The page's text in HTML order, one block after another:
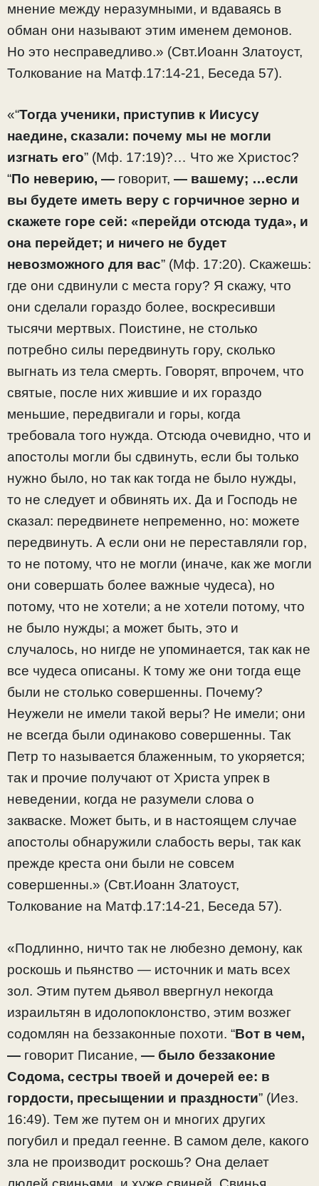
мнение между неразумными, и вдаваясь в
обман они называют этим именем демонов.
Но это несправедливо.» (Свт.Иоанн Златоуст,
Толкование на Матф.17:14-21, Беседа 57).
«“Тогда ученики, приступив к Иисусу
наедине, сказали: почему мы не могли
изгнать его” (Мф. 17:19)?… Что же Христос?
“По неверию, — говорит, — вашему; …если
вы будете иметь веру с горчичное зерно и
скажете горе сей: «перейди отсюда туда», и
она перейдет; и ничего не будет
невозможного для вас” (Мф. 17:20). Скажешь:
где они сдвинули с места гору? Я скажу, что
они сделали гораздо более, воскресивши
тысячи мертвых. Поистине, не столько
потребно силы передвинуть гору, сколько
выгнать из тела смерть. Говорят, впрочем, что
святые, после них жившие и их гораздо
меньшие, передвигали и горы, когда
требовала того нужда. Отсюда очевидно, что и
апостолы могли бы сдвинуть, если бы только
нужно было, но так как тогда не было нужды,
то не следует и обвинять их. Да и Господь не
сказал: передвинете непременно, но: можете
передвинуть. А если они не переставляли гор,
то не потому, что не могли (иначе, как же могли
они совершать более важные чудеса), но
потому, что не хотели; а не хотели потому, что
не было нужды; а может быть, это и
случалось, но нигде не упоминается, так как не
все чудеса описаны. К тому же они тогда еще
были не столько совершенны. Почему?
Неужели не имели такой веры? Не имели; они
не всегда были одинаково совершенны. Так
Петр то называется блаженным, то укоряется;
так и прочие получают от Христа упрек в
неведении, когда не разумели слова о
закваске. Может быть, и в настоящем случае
апостолы обнаружили слабость веры, так как
прежде креста они были не совсем
совершенны.» (Свт.Иоанн Златоуст,
Толкование на Матф.17:14-21, Беседа 57).
«Подлинно, ничто так не любезно демону, как
роскошь и пьянство — источник и мать всех
зол. Этим путем дьявол ввергнул некогда
израильтян в идолопоклонство, этим возжег
содомлян на беззаконные похоти. “Вот в чем,
— говорит Писание, — было беззаконие
Содома, сестры твоей и дочерей ее: в
гордости, пресыщении и праздности” (Иез.
16:49). Тем же путем он и многих других
погубил и предал геенне. В самом деле, какого
зла не производит роскошь? Она делает